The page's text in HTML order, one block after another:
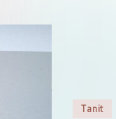
Publicado
Tanit